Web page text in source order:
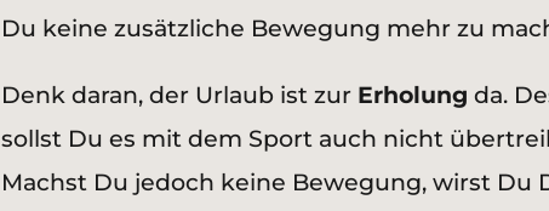
Du keine zusätzliche Bewegung mehr zu
Denk daran, der Urlaub ist zur Erholung da.
sollst Du es mit dem Sport auch nicht
Machst Du jedoch keine Bewegung, wirst Du